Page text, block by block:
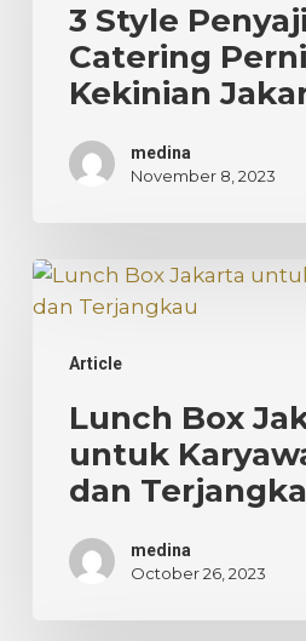
Kekinian
Jakarta
3 Style
Catering
Kekinian
medina
November 8, 2023
Article
Lunch
Box
untuk
Praktis
dan
Terjangkau
Lunch Box
untuk
dan
medina
October 26, 2023